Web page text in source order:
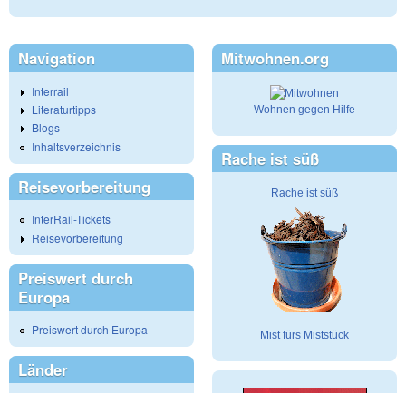
Navigation
Interrail
Literaturtipps
Blogs
Inhaltsverzeichnis
Reisevorbereitung
InterRail-Tickets
Reisevorbereitung
Preiswert durch
Europa
Preiswert durch Europa
Länder
Mitwohnen.org
Wohnen gegen Hilfe
Rache ist süß
Rache ist süß
Mist fürs Miststück